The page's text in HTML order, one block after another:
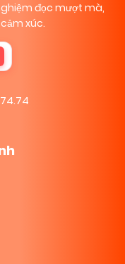
đọc mượt mà,
xúc.